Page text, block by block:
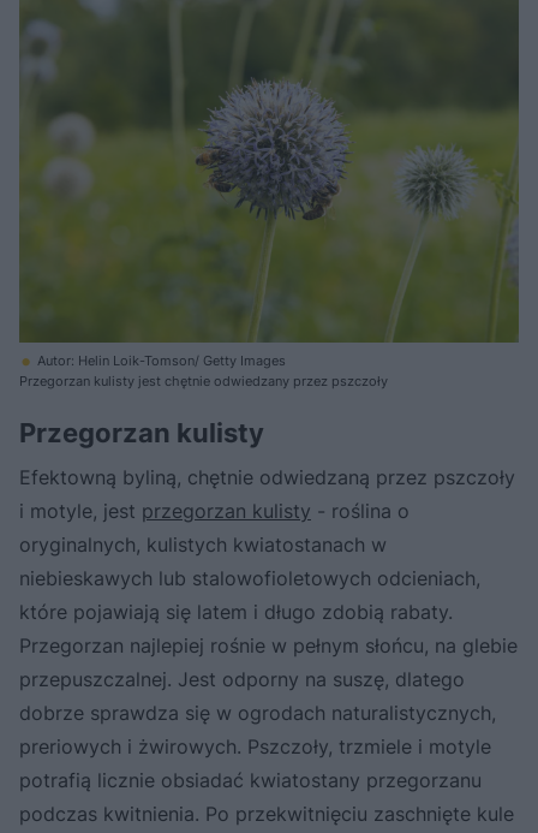
Autor: Helin Loik-Tomson/ Getty Images
Przegorzan kulisty jest chętnie odwiedzany przez pszczoły
Przegorzan kulisty
Efektowną byliną, chętnie odwiedzaną przez pszczoły
i motyle, jest przegorzan kulisty - roślina o
oryginalnych, kulistych kwiatostanach w
niebieskawych lub stalowofioletowych odcieniach,
które pojawiają się latem i długo zdobią rabaty.
Przegorzan najlepiej rośnie w pełnym słońcu, na glebie
przepuszczalnej. Jest odporny na suszę, dlatego
dobrze sprawdza się w ogrodach naturalistycznych,
preriowych i żwirowych. Pszczoły, trzmiele i motyle
potrafią licznie obsiadać kwiatostany przegorzanu
podczas kwitnienia. Po przekwitnięciu zaschnięte kule